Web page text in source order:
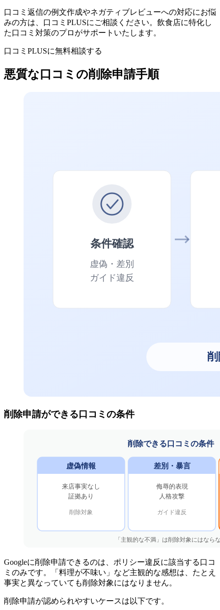
口コミ返信の例文作成やネガティブレビューへの対応にお悩
みの方は、口コミPLUSにご相談ください。飲食店に特化し
た口コミ対策のプロがサポートいたします。
口コミPLUSに無料相談する
悪質な口コミの削除申請手順
削除申請ができる口コミの条件
Googleに削除申請できるのは、ポリシー違反に該当する口コ
ミのみです。「料理が不味い」など主観的な感想は、たとえ
事実と異なっていても削除対象にはなりません。
削除申請が認められやすいケースは以下です。